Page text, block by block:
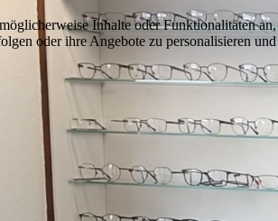
Inhalte oder Funktionalitäten
oder ihre Angebote zu personalisieren